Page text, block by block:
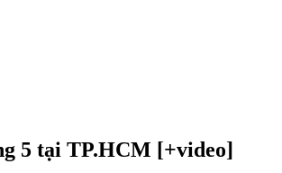
5 tại TP.HCM [+video]